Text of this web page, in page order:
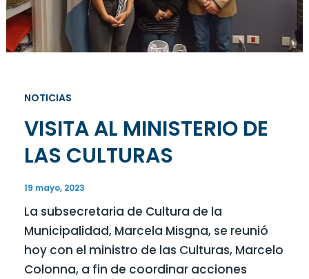
NOTICIAS
VISITA AL MINISTERIO DE
LAS CULTURAS
19 mayo, 2023
La subsecretaria de Cultura de la
Municipalidad, Marcela Misgna, se reunió
hoy con el ministro de las Culturas, Marcelo
Colonna, a fin de coordinar acciones